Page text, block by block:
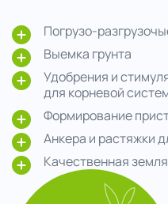
Погрузо-
Выемка грунта
Удобрения и
для корневой
Формирование
Анкера и растяжки
Качественная